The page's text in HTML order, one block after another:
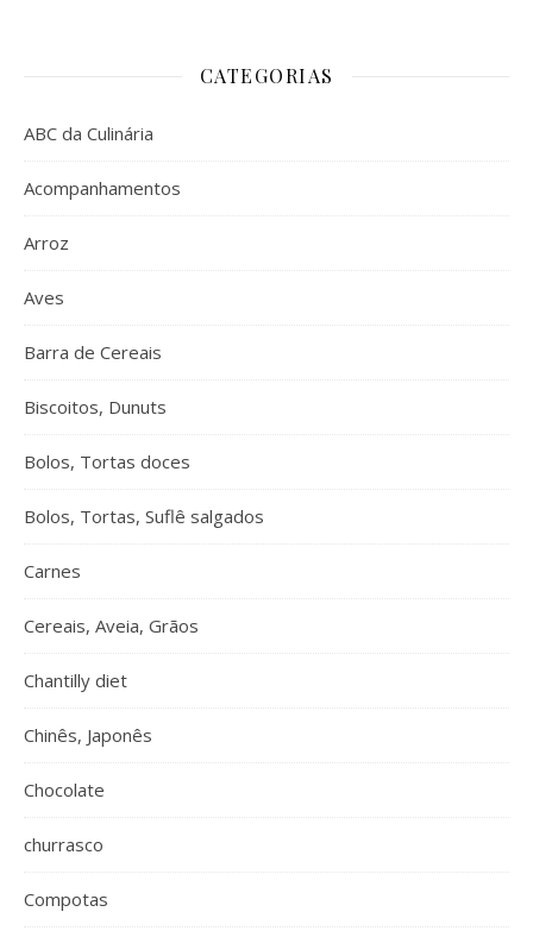
CATEGORIAS
ABC da Culinária
Acompanhamentos
Arroz
Aves
Barra de Cereais
Biscoitos, Dunuts
Bolos, Tortas doces
Bolos, Tortas, Suflê salgados
Carnes
Cereais, Aveia, Grãos
Chantilly diet
Chinês, Japonês
Chocolate
churrasco
Compotas